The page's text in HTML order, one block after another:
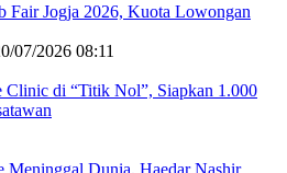
Fair Jogja 2026, Kuota Lowongan
07/2026 08:11
di “Titik Nol”, Siapkan 1.000
Meninggal Dunia, Haedar Nashir